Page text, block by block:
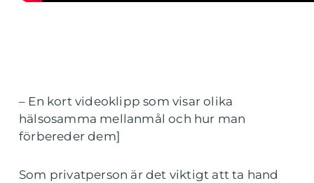
– En kort videoklipp som visar olika
hälsosamma mellanmål och hur man
förbereder dem]
Som privatperson är det viktigt att ta hand